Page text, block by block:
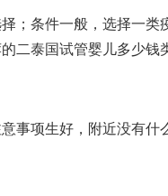
；条件一般，选择一
二泰国试管婴儿多少钱
事项生好，附近没有什